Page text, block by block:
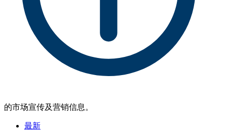
的市场宣传及营销信息。
最新